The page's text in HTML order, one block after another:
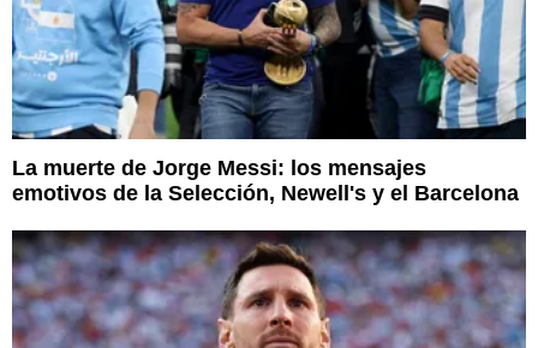
La muerte de Jorge Messi: los mensajes
emotivos de la Selección, Newell's y el Barcelona